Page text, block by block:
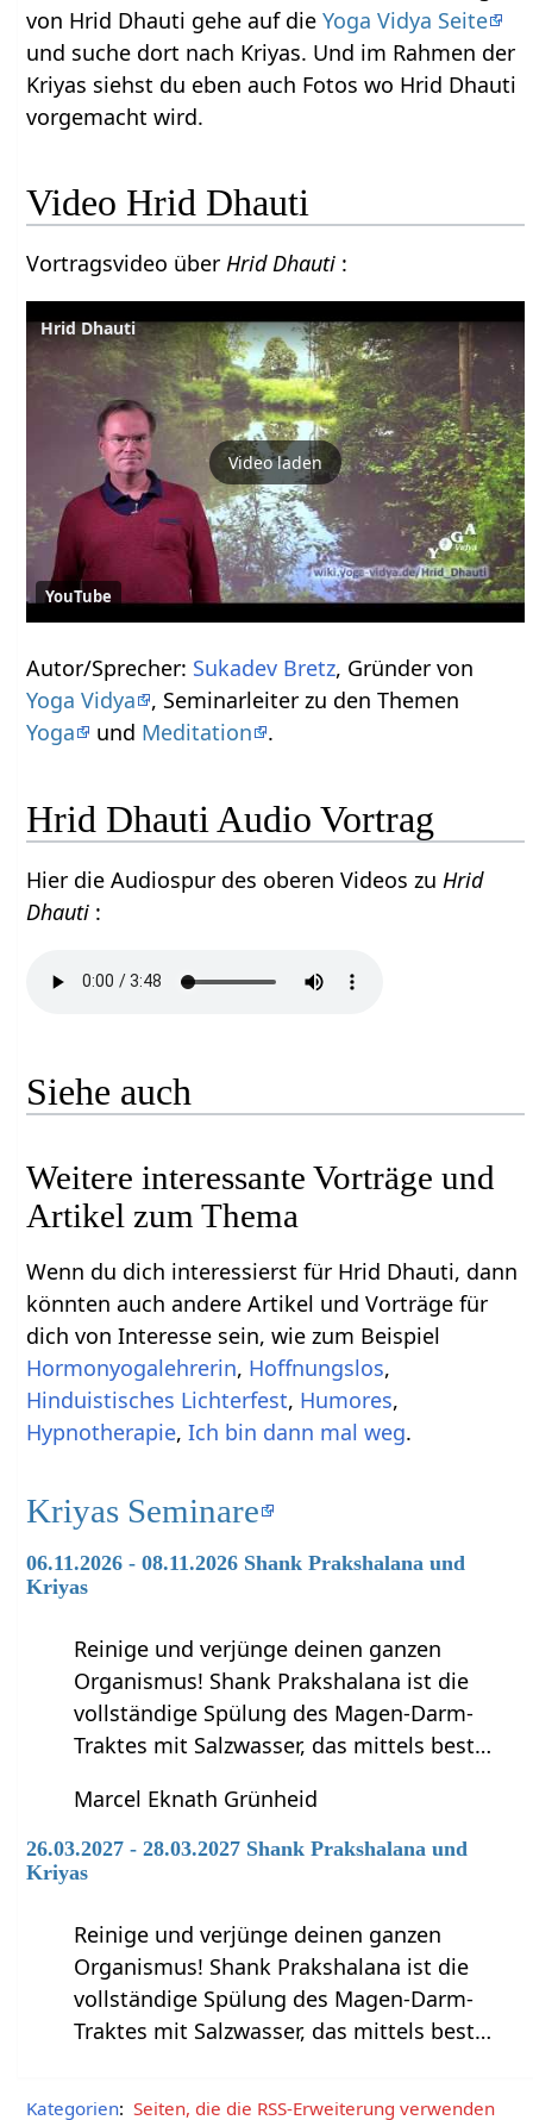
von Hrid Dhauti gehe auf dieYoga Vidya Seite
und suche dort nach Kriyas. Und im Rahmen der
Kriyas siehst du eben auch Fotos wo Hrid Dhauti
vorgemacht wird.
Video Hrid Dhauti
Vortragsvideo überHrid Dhauti :
Hrid Dhauti
Video laden
YouTube
Autor/Sprecher: Sukadev Bretz, Gründer von
Yoga Vidya
, Seminarleiter zu den Themen
Yoga
und Meditation .
Hrid Dhauti Audio Vortrag
Hier die Audiospur des oberen Videos zuHrid
Dhauti :
Siehe auch
Weitere interessante Vorträge und
Artikel zum Thema
Wenn du dich interessierst für Hrid Dhauti, dann
könnten auch andere Artikel und Vorträge für
dich von Interesse sein, wie zum Beispiel
Hormonyogalehrerin, Hoffnungslos,
Hinduistisches Lichterfest, Humores,
Hypnotherapie,Ich bin dann mal weg.
Kriyas Seminare
06.11.2026 - 08.11.2026 Shank Prakshalana und
Kriyas
Reinige und verjünge deinen ganzen
Organismus! Shank Prakshalana ist die
vollständige Spülung des Magen-Darm-
Traktes mit Salzwasser, das mittels best…
Marcel Eknath Grünheid
26.03.2027 - 28.03.2027 Shank Prakshalana und
Kriyas
Reinige und verjünge deinen ganzen
Organismus! Shank Prakshalana ist die
vollständige Spülung des Magen-Darm-
Traktes mit Salzwasser, das mittels best…
Kategorien: Seiten, die die RSS-Erweiterung verwenden